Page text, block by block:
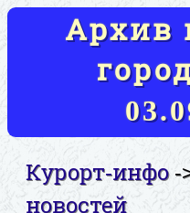
Архив
Курорт-инфо-
новостей